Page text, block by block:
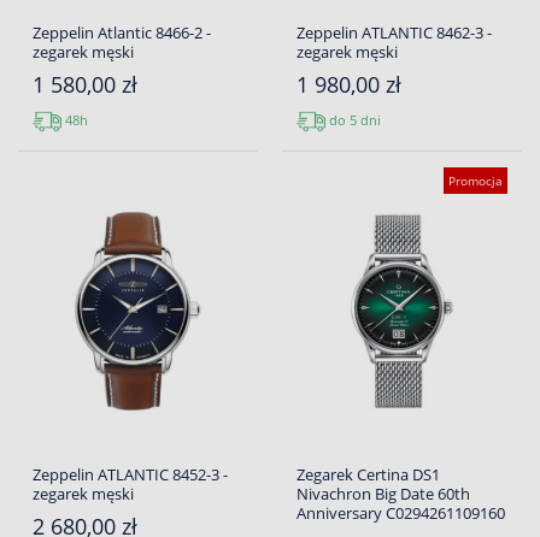
Zeppelin Atlantic 8466-2 -
zegarek męski
1 580,00 zł
48h
Zeppelin ATLANTIC 8462-3 -
zegarek męski
1 980,00 zł
do 5 dni
Zeppelin ATLANTIC 8452-3 -
zegarek męski
2 680,00 zł
Promocja
Zegarek Certina DS1
Nivachron Big Date 60th
Anniversary C0294261109160